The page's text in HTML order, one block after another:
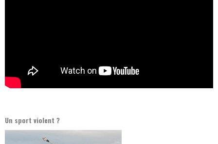
Un sport violent ?